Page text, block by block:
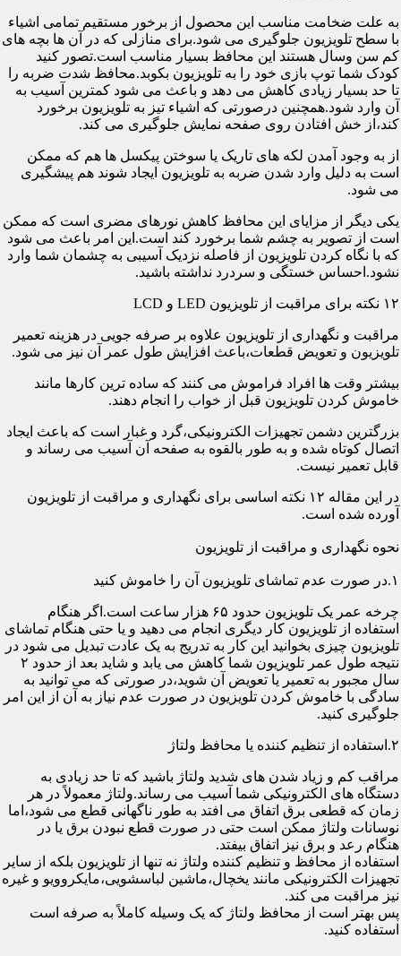
به علت ضخامت مناسب این محصول از برخور مستقیم تمامی اشیاء
با سطح تلویزیون جلوگیری می شود.برای منازلی که در آن ها بچه های
کم سن وسال هستند این محافظ بسیار مناسب است.تصور کنید
کودک شما توپ بازی خود را به تلویزیون بکوبد.محافظ شدت ضربه را
تا حد بسیار زیادی کاهش می دهد و باعث می شود کمترین آسیب به
آن وارد شود.همچنین درصورتی که اشیاء تیز به تلویزیون برخورد
کند،از خش افتادن روی صفحه نمایش جلوگیری می کند.
از به وجود آمدن لکه های تاریک یا سوختن پیکسل ها هم که ممکن
است به دلیل وارد شدن ضربه به تلویزیون ایجاد شوند هم پیشگیری
می شود.
یکی دیگر از مزایای این محافظ کاهش نورهای مضری است که ممکن
است از تصویر به چشم شما برخورد کند است.این امر باعث می شود
که با نگاه کردن تلویزیون از فاصله نزدیک آسیبی به چشمان شما وارد
نشود.احساس خستگی و سردرد نداشته باشید.
۱۲ نکته برای مراقبت از تلویزیون LED و LCD
مراقبت و نگهداری از تلویزیون علاوه بر صرفه جویی در هزینه تعمیر
تلویزیون و تعویض قطعات،باعث افزایش طول عمر آن نیز می شود.
بیشتر وقت ها افراد فراموش می کنند که ساده ترین کارها مانند
خاموش کردن تلویزیون قبل از خواب را انجام دهند.
بزرگترین دشمن تجهیزات الکترونیکی،گرد و غبار است که باعث ایجاد
اتصال کوتاه شده و به طور بالقوه به صفحه آن آسیب می رساند و
قابل تعمیر نیست.
در این مقاله ۱۲ نکته اساسی برای نگهداری و مراقبت از تلویزیون
آورده شده است.
نحوه نگهداری و مراقبت از تلویزیون
۱.در صورت عدم تماشای تلویزیون آن را خاموش کنید
چرخه عمر یک تلویزیون حدود ۶۵ هزار ساعت است.اگر هنگام
استفاده از تلویزیون کار دیگری انجام می دهید و یا حتی هنگام تماشای
تلویزیون چیزی بخوانید این کار به تدریج به یک عادت تبدیل می شود در
نتیجه طول عمر تلویزیون شما کاهش می یابد و شاید بعد از حدود ۲
سال مجبور به تعمیر یا تعویض آن شوید،در صورتی که می توانید به
سادگی با خاموش کردن تلویزیون در صورت عدم نیاز به آن از این امر
جلوگیری کنید.
۲.استفاده از تنظیم کننده یا محافظ ولتاژ
مراقب کم و زیاد شدن های شدید ولتاژ باشید که تا حد زیادی به
دستگاه های الکترونیکی شما آسیب می رساند.ولتاژ معمولاً در هر
زمان که قطعی برق اتفاق می افتد به طور ناگهانی قطع می شود،اما
نوسانات ولتاژ ممکن است حتی در صورت قطع نبودن برق یا در
هنگام رعد و برق نیز اتفاق بیفتد.
استفاده از محافظ و تنظیم کننده ولتاژ نه تنها از تلویزیون بلکه از سایر
تجهیزات الکترونیکی مانند یخچال،ماشین لباسشویی،مایکروویو و غیره
نیز مراقبت می کند.
پس بهتر است از محافظ ولتاژ که یک وسیله کاملاً به صرفه است
استفاده کنید.